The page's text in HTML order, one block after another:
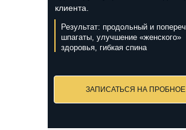
клиента.
Результат: продольный и
шпагаты, улучшение «женского»
здоровья, гибкая спина
ЗАПИСАТЬСЯ НА ПРОБНОЕ